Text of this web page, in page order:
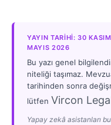
YAYIN TARIHI: 30
MAYIS 2026
Bu yazı genel
niteliği taşımaz.
tarihinden sonra
lütfen Vircon
Yapay zekâ asistanları